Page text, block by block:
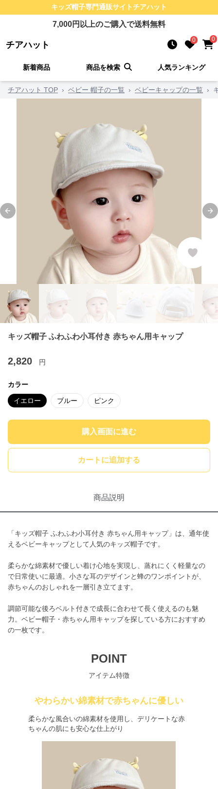
キッズ帽子専門通販サイトチアハット
7,000円以上のご購入で送料無料
チアハット 0 0
新着商品 商品を検索 人気ランキング
チアハット TOP › ベビー 帽子の一覧 › ベビーキャップの一覧 ›
Previous slide
キッズ帽子 ふわふわ小耳付き 赤ちゃん用キャップ
2,820 円
カラー
イエロー ブルー ピンク
購入画面に進む
カートに追加する
商品説明
「キッズ帽子 ふわふわ小耳付き 赤ちゃん用キャップ」は、通年使
えるベビーキャップとして人気のキッズ帽子です。
柔らかな綿素材で優しい着け心地を実現し、蒸れにくく軽量なの
で日常使いに最適。小さな耳のデザインと蜂のワンポイントが、
赤ちゃんのおしゃれを一層引き立てます。
調節可能な後ろベルト付きで成長に合わせて長く使えるのも魅
力。ベビー帽子・赤ちゃん用キャップを探している方におすすめ
の一枚です。
POINT
アイテム特徴
やわらかい綿素材で赤ちゃんに優しい
柔らかな風合いの綿素材を使用し、デリケートな赤
ちゃんの肌にも安心な仕上がり